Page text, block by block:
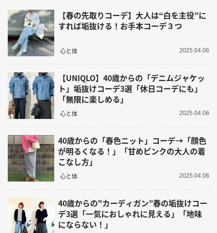
【春の先取りコーデ】大人は“白を主役”に
すれば垢抜ける！お手本コーデ３つ
心と体 2025.04.06
【UNIQLO】40歳からの「デニムジャケッ
ト」垢抜けコーデ3選「休日コーデにも」
「無限に楽しめる」
心と体 2025.04.06
40歳からの「春色ニット」コーデ→「顔色
が明るくなる！」「甘めピンクの大人の着
こなし方」
心と体 2025.04.06
40歳からの"カーディガン”春の垢抜けコー
デ3選「一気におしゃれに見える」「地味
にならない！」